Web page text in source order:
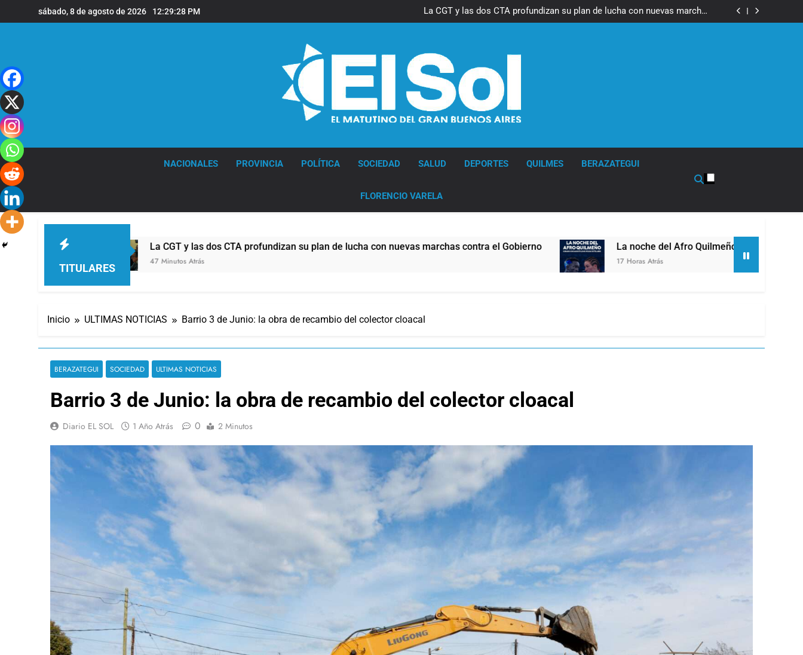
al
sábado, 8 de agosto de 2026 12:29:29 PM
La CGT y las dos CTA profundizan su plan de lucha con nuevas marchas
contra el Gobierno
Thiago Medina fue imputado formalmente por abuso sexual
NACIONALES PROVINCIA POLÍTICA SOCIEDAD SALUD DEPORTES QUILMES BERAZATEGUI
FLORENCIO VARELA
TITULARES
La CGT y las dos CTA profundizan su plan de lucha con nuevas marchas contra el Gobierno La noche del Afro Quilmeño: boxeo de primer nivel en la sede
17 Horas Atrás
Inicio ULTIMAS NOTICIAS Barrio 3 de Junio: la obra de recambio del colector cloacal
BERAZATEGUI SOCIEDAD ULTIMAS NOTICIAS
Barrio 3 de Junio: la obra de recambio del colector cloacal
Diario EL SOL 1 Año Atrás 0 2 Minutos